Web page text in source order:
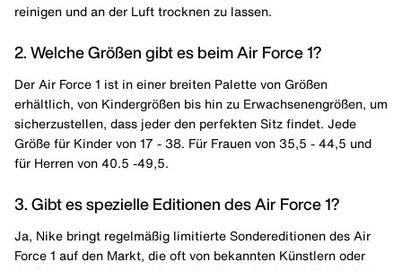
reinigen und an der Luft trocknen zu lassen.
2. Welche Größen gibt es beim Air Force 1?
Der Air Force 1 ist in einer breiten Palette von Größen
erhältlich, von Kindergrößen bis hin zu Erwachsenengrößen, um
sicherzustellen, dass jeder den perfekten Sitz findet. Jede
Größe für Kinder von 17 - 38. Für Frauen von 35,5 - 44,5 und
für Herren von 40.5 -49,5.
3. Gibt es spezielle Editionen des Air Force 1?
Ja, Nike bringt regelmäßig limitierte Sondereditionen des Air
Force 1 auf den Markt, die oft von bekannten Künstlern oder